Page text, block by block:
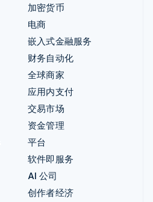
加密货币
电商
嵌入式金融服务
财务自动化
全球商家
应用内支付
交易市场
资金管理
平台
软件即服务
AI 公司
创作者经济